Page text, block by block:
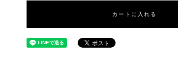
カートに入れる